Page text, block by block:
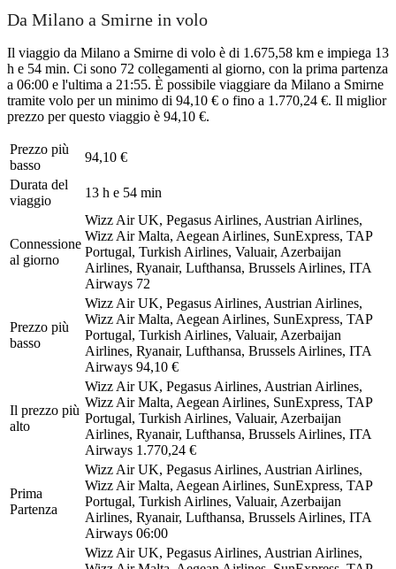
Da Milano a Smirne in volo
Il viaggio da Milano a Smirne di volo è di 1.675,58 km e impiega 13
h e 54 min. Ci sono 72 collegamenti al giorno, con la prima partenza
a 06:00 e l'ultima a 21:55. È possibile viaggiare da Milano a Smirne
tramite volo per un minimo di 94,10 € o fino a 1.770,24 €. Il miglior
prezzo per questo viaggio è 94,10 €.
Prezzo più
basso
94,10 €
Durata del
viaggio
13 h e 54 min
Connessione
al giorno
Wizz Air UK, Pegasus Airlines, Austrian Airlines,
Wizz Air Malta, Aegean Airlines, SunExpress, TAP
Portugal, Turkish Airlines, Valuair, Azerbaijan
Airlines, Ryanair, Lufthansa, Brussels Airlines, ITA
Airways 72
Prezzo più
basso
Wizz Air UK, Pegasus Airlines, Austrian Airlines,
Wizz Air Malta, Aegean Airlines, SunExpress, TAP
Portugal, Turkish Airlines, Valuair, Azerbaijan
Airlines, Ryanair, Lufthansa, Brussels Airlines, ITA
Airways 94,10 €
Il prezzo più
alto
Wizz Air UK, Pegasus Airlines, Austrian Airlines,
Wizz Air Malta, Aegean Airlines, SunExpress, TAP
Portugal, Turkish Airlines, Valuair, Azerbaijan
Airlines, Ryanair, Lufthansa, Brussels Airlines, ITA
Airways 1.770,24 €
Prima
Partenza
Wizz Air UK, Pegasus Airlines, Austrian Airlines,
Wizz Air Malta, Aegean Airlines, SunExpress, TAP
Portugal, Turkish Airlines, Valuair, Azerbaijan
Airlines, Ryanair, Lufthansa, Brussels Airlines, ITA
Airways 06:00
Wizz Air UK, Pegasus Airlines, Austrian Airlines,